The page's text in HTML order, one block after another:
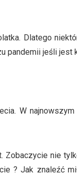
Dlatego
pandemii jeśli jest
W
Zobaczycie nie
? Jak znaleźć